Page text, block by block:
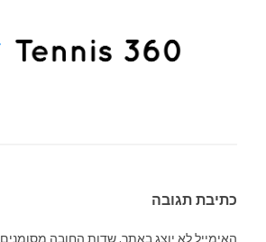
כתיבת תגובה
האימייל לא יוצג באתר.שדות החובה מסומנים